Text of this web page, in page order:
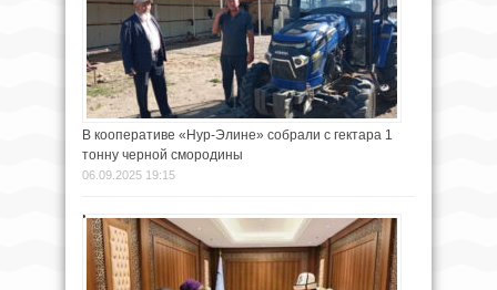
В кооперативе «Нур-Элине» собрали с гектара 1
тонну черной смородины
06.09.2025 19:15